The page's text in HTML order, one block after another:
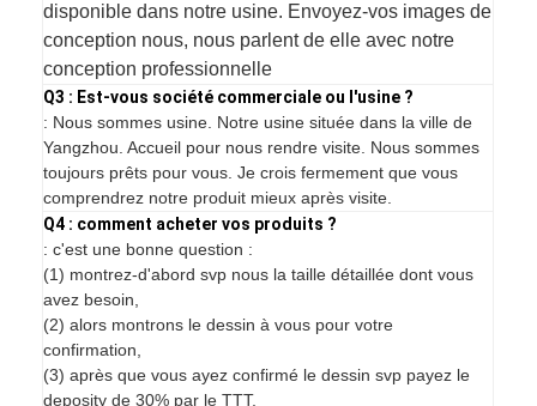
disponible dans notre usine. Envoyez-vos images de
conception nous, nous parlent de elle avec notre
conception professionnelle
Q3 : Est-vous société commerciale ou l'usine ?
: Nous sommes usine. Notre usine située dans la ville de
Yangzhou. Accueil pour nous rendre visite. Nous sommes
toujours prêts pour vous. Je crois fermement que vous
comprendrez notre produit mieux après visite.
Q4 : comment acheter vos produits ?
: c'est une bonne question :
(1) montrez-d'abord svp nous la taille détaillée dont vous
avez besoin,
(2) alors montrons le dessin à vous pour votre
confirmation,
(3) après que vous ayez confirmé le dessin svp payez le
deposity de 30% par le TTT,